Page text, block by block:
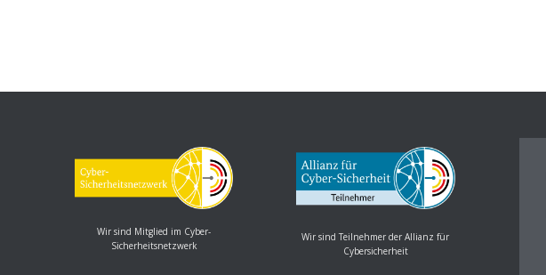
Wir sind Mitglied im Cyber-
Sicherheitsnetzwerk
Wir sind Teilnehmer der Allianz für
Cybersicherheit